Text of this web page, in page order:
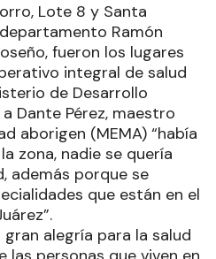
Lote 8 y Santa
Ramón
fueron los lugares
integral de salud
de Desarrollo
Dante Pérez, maestro
aborigen (MEMA) “había
zona, nadie se quería
además porque se
que están en el
alegría para la salud